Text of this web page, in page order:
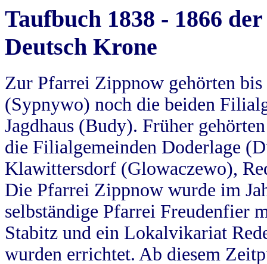
Taufbuch 1838 - 1866
Deutsch Krone
Zur Pfarrei Zippnow gehörten
(Sypnywo) noch die beiden
Jagdhaus (Budy). Früher
die Filialgemeinden Doderlage
Klawittersdorf (Glowaczewo),
Die Pfarrei Zippnow wurde im
selbständige Pfarrei Freudenfier
Stabitz und ein Lokalvikariat
wurden errichtet. Ab diesem